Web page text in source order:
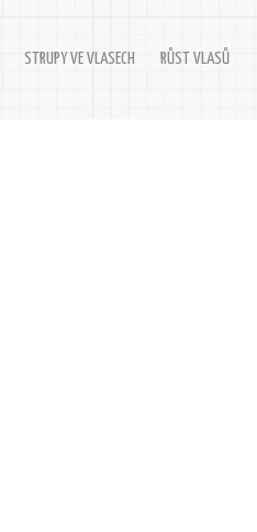
STRUPY VE VLASECH RŮST VLASŮ